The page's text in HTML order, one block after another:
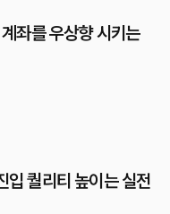
좌를 우상향 시키는
입 퀄리티 높이는 실전